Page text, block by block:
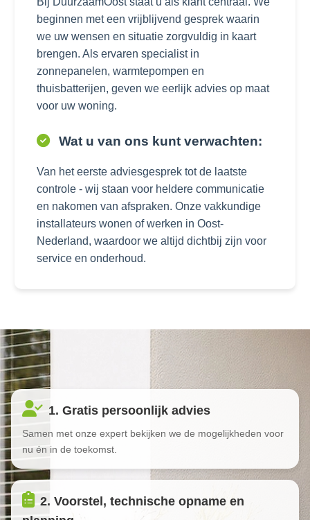
beginnen met een vrijblijvend gesprek waarin
we uw wensen en situatie zorgvuldig in kaart
brengen. Als ervaren specialist in
zonnepanelen, warmtepompen en
thuisbatterijen, geven we eerlijk advies op maat
voor uw woning.
Wat u van ons kunt verwachten:
Van het eerste adviesgesprek tot de laatste
controle - wij staan voor heldere communicatie
en nakomen van afspraken. Onze vakkundige
installateurs wonen of werken in Oost-
Nederland, waardoor we altijd dichtbij zijn voor
service en onderhoud.
1. Gratis persoonlijk advies
Samen met onze expert bekijken we de mogelijkheden voor
nu én in de toekomst.
2. Voorstel, technische opname en